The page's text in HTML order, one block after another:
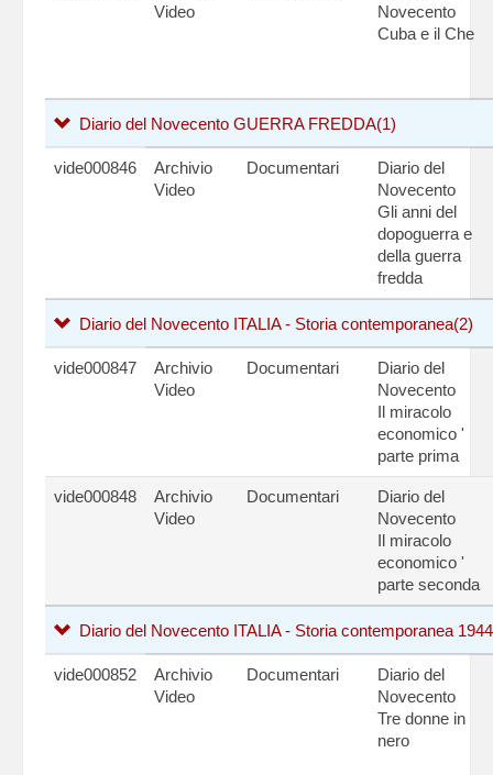
Video
Novecento
Cuba e il Che
Diario del Novecento GUERRA FREDDA(1)
vide000846
Archivio
Video
Documentari
Diario del
Novecento
Gli anni del
dopoguerra e
della guerra
fredda
Diario del Novecento ITALIA - Storia contemporanea(2)
vide000847
Archivio
Video
Documentari
Diario del
Novecento
Il miracolo
economico '
parte prima
vide000848
Archivio
Video
Documentari
Diario del
Novecento
Il miracolo
economico '
parte seconda
Diario del Novecento ITALIA - Storia contemporanea
vide000852
Archivio
Video
Documentari
Diario del
Novecento
Tre donne in
nero